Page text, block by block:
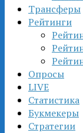
Трансферы
Рейтинги
Опросы
LIVE
Статистика
Букмекеры
Стратегии